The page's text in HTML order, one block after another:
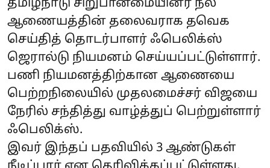
தமிழ்நாடு சிறுபான்மையினர் நல
ஆணையத்தின் தலைவராக தவெக
செய்தித் தொடர்பாளர் ஃபெலிக்ஸ்
ஜெரால்டு நியமனம் செய்யப்பட்டுள்ளார்.
பணி நியமனத்திற்கான ஆணையை
பெற்றநிலையில் முதலமைச்சர் விஜயை
நேரில் சந்தித்து வாழ்த்துப் பெற்றுள்ளார்
ஃபெலிக்ஸ்.
இவர் இந்தப் பதவியில் 3 ஆண்டுகள்